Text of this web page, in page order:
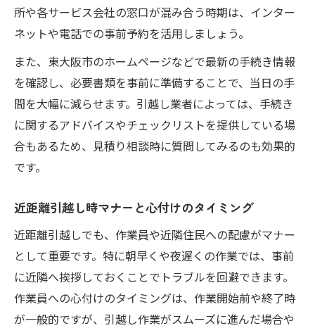
所や各サービス会社の窓口が混み合う時期は、インター
ネットや電話での事前予約を活用しましょう。
また、東大阪市のホームページなどで最新の手続き情報
を確認し、必要書類を事前に準備することで、当日の手
間を大幅に減らせます。引越し業者によっては、手続き
に関するアドバイスやチェックリストを提供している場
合もあるため、見積り相談時に質問してみるのも効果的
です。
近距離引越し時マナーと心付けのタイミング
近距離引越しでも、作業員や近隣住民への配慮がマナー
として重要です。特に朝早くや夜遅くの作業では、事前
に近隣へ挨拶しておくことでトラブルを回避できます。
作業員への心付けのタイミングは、作業開始前や終了時
が一般的ですが、引越し作業がスムーズに進んだ場合や